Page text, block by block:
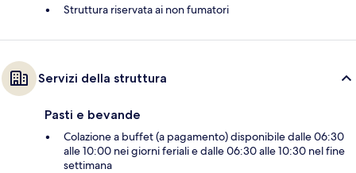
Struttura riservata ai non fumatori
Servizi della struttura
Pasti e bevande
Colazione a buffet (a pagamento) disponibile dalle 06:30
alle 10:00 nei giorni feriali e dalle 06:30 alle 10:30 nel fine
settimana